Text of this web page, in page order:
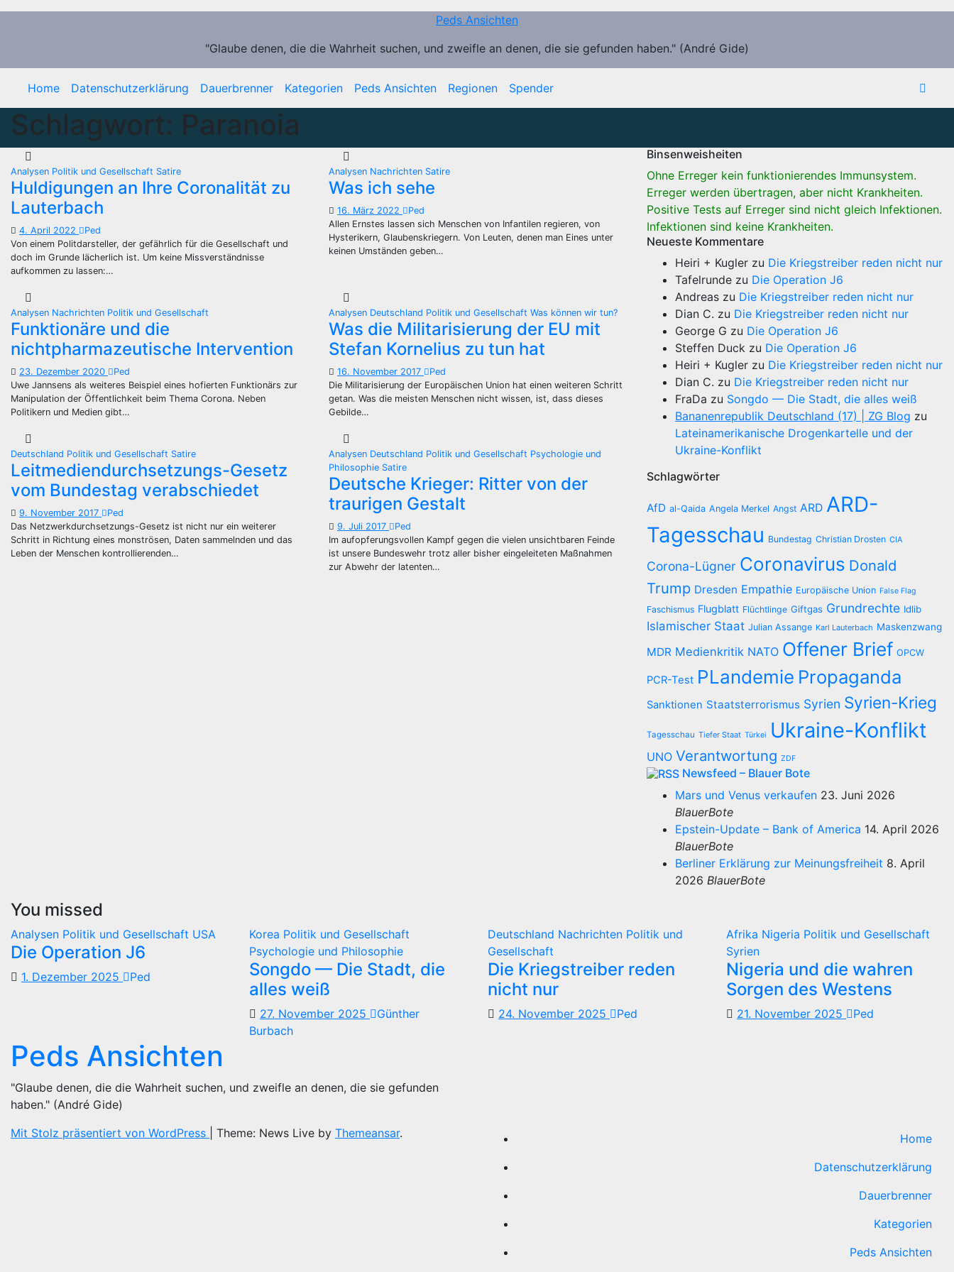
Zum
Peds Ansichten
"Glaube denen, die die Wahrheit suchen, und zweifle an denen, die sie gefunden haben." (André Gide)
Home Datenschutzerklärung Dauerbrenner Kategorien Peds Ansichten Regionen Spender
Schlagwort: Paranoia
Analysen Politik und Gesellschaft Satire
Huldigungen an Ihre Coronalität zu
Lauterbach
4. April 2022
Ped
Von einem Politdarsteller, der gefährlich für die Gesellschaft und
doch im Grunde lächerlich ist. Um keine Missverständnisse
aufkommen zu lassen:…
Analysen Nachrichten Satire
Was ich sehe
16. März 2022
Ped
Allen Ernstes lassen sich Menschen von Infantilen regieren, von
Hysterikern, Glaubenskriegern. Von Leuten, denen man Eines unter
keinen Umständen geben…
Analysen Nachrichten Politik und Gesellschaft
Funktionäre und die
nichtpharmazeutische Intervention
23. Dezember 2020
Ped
Uwe Jannsens als weiteres Beispiel eines hofierten Funktionärs zur
Manipulation der Öffentlichkeit beim Thema Corona. Neben
Politikern und Medien gibt…
Analysen Deutschland Politik und Gesellschaft Was können wir tun?
Was die Militarisierung der EU mit
Stefan Kornelius zu tun hat
16. November 2017
Ped
Die Militarisierung der Europäischen Union hat einen weiteren Schritt
getan. Was die meisten Menschen nicht wissen, ist, dass dieses
Gebilde…
Deutschland Politik und Gesellschaft Satire
Leitmediendurchsetzungs-Gesetz
vom Bundestag verabschiedet
9. November 2017
Ped
Das Netzwerkdurchsetzungs-Gesetz ist nicht nur ein weiterer
Schritt in Richtung eines monströsen, Daten sammelnden und das
Leben der Menschen kontrollierenden…
Analysen Deutschland Politik und Gesellschaft Psychologie und
Philosophie Satire
Deutsche Krieger: Ritter von der
traurigen Gestalt
9. Juli 2017
Ped
Im aufopferungsvollen Kampf gegen die vielen unsichtbaren Feinde
ist unsere Bundeswehr trotz aller bisher eingeleiteten Maßnahmen
zur Abwehr der latenten…
Binsenweisheiten
Ohne Erreger kein funktionierendes Immunsystem.
Erreger werden übertragen, aber nicht Krankheiten.
Positive Tests auf Erreger sind nicht gleich Infektionen.
Infektionen sind keine Krankheiten.
Neueste Kommentare
Heiri + Kugler zu Die Kriegstreiber reden nicht nur
Tafelrunde zu Die Operation J6
Andreas zu Die Kriegstreiber reden nicht nur
Dian C. zu Die Kriegstreiber reden nicht nur
George G zu Die Operation J6
Steffen Duck zu Die Operation J6
Heiri + Kugler zu Die Kriegstreiber reden nicht nur
Dian C. zu Die Kriegstreiber reden nicht nur
FraDa zu Songdo — Die Stadt, die alles weiß
Bananenrepublik Deutschland (17) | ZG Blog zu
Lateinamerikanische Drogenkartelle und der
Ukraine-Konflikt
Schlagwörter
AfD al-Qaida Angela Merkel Angst ARD ARD-
Tagesschau Bundestag Christian Drosten CIA
Corona-Lügner Coronavirus Donald
Trump Dresden Empathie Europäische Union False Flag
Faschismus Flugblatt Flüchtlinge Giftgas Grundrechte Idlib
Islamischer Staat Julian Assange Karl Lauterbach Maskenzwang
MDR Medienkritik NATO Offener Brief OPCW
PCR-Test PLandemie Propaganda
Sanktionen Staatsterrorismus Syrien Syrien-Krieg
Tagesschau Tiefer Staat Türkei Ukraine-Konflikt
UNO Verantwortung ZDF
Newsfeed – Blauer Bote
Mars und Venus verkaufen 23. Juni 2026
BlauerBote
Epstein-Update – Bank of America 14. April 2026
BlauerBote
Berliner Erklärung zur Meinungsfreiheit 8. April
2026 BlauerBote
You missed
Analysen Politik und Gesellschaft USA
Die Operation J6
1. Dezember 2025 Ped
Korea Politik und Gesellschaft
Psychologie und Philosophie
Songdo — Die Stadt, die
alles weiß
27. November 2025
Günther
Burbach
Deutschland Nachrichten Politik und
Gesellschaft
Die Kriegstreiber reden
nicht nur
24. November 2025 Ped
Afrika Nigeria Politik und Gesellschaft
Syrien
Nigeria und die wahren
Sorgen des Westens
21. November 2025 Ped
Peds Ansichten
"Glaube denen, die die Wahrheit suchen, und zweifle an denen, die sie gefunden
haben." (André Gide)
Mit Stolz präsentiert von WordPress
Theme: News Live by Themeansar.
Home
Datenschutzerklärung
Dauerbrenner
Kategorien
Peds Ansichten